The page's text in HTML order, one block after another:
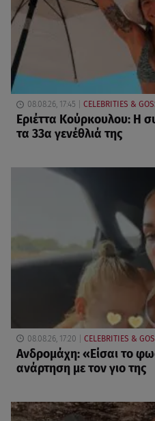
08.08.26, 17:45 CELEBRITIES &
Εριέττα Κούρκουλου: Η
τα 33α γενέθλιά της
08.08.26, 17:20 CELEBRITIES &
Ανδρομάχη: «Είσαι το
ανάρτηση με τον γιο της